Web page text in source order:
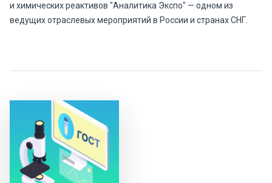
и химических реактивов "Аналитика Экспо" — одном из
ведущих отраслевых мероприятий в России и странах СНГ.